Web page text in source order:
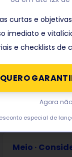
do
uma
Meio ·
curtas e objetivas
imediato e
e checklists de
QUERO
Agora
especial de